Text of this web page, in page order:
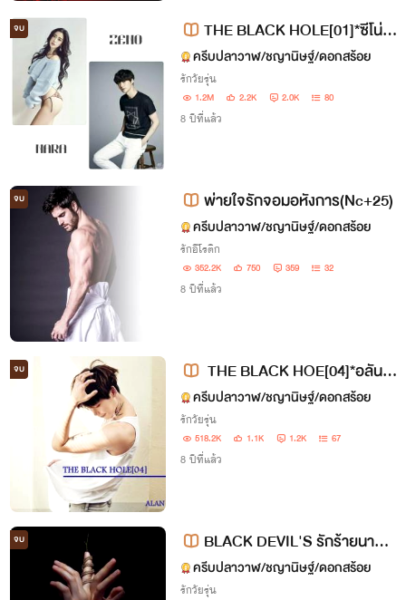
จบ
THE BLACK HOLE[01]*ซีโน่x
ณารา
ครีบปลาวาฬ/ชญานิษฐ์/ดอกสร้อย
รักวัยรุ่น
1.2M 2.2K 2.0K 80
8 ปีที่แล้ว
จบ พ่ายใจรักจอมอหังการ(Nc+25)
ครีบปลาวาฬ/ชญานิษฐ์/ดอกสร้อย
รักอีโรติก
352.2K 750 359 32
8 ปีที่แล้ว
จบ
THE BLACK HOE[04]*อลันx
พลอยใส
ครีบปลาวาฬ/ชญานิษฐ์/ดอกสร้อย
รักวัยรุ่น
518.2K 1.1K 1.2K 67
8 ปีที่แล้ว
จบ
BLACK DEVIL'S รักร้ายนายปี
ศาจ[NC19+]
ครีบปลาวาฬ/ชญานิษฐ์/ดอกสร้อย
รักวัยรุ่น